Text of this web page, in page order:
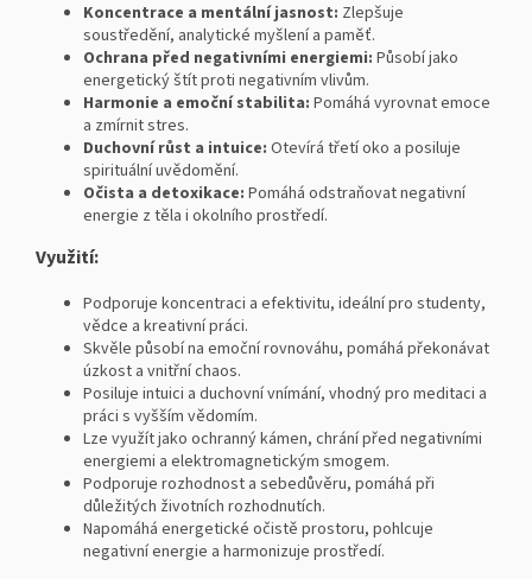
Koncentrace a mentální jasnost: Zlepšuje
soustředění, analytické myšlení a paměť.
Ochrana před negativními energiemi: Působí jako
energetický štít proti negativním vlivům.
Harmonie a emoční stabilita: Pomáhá vyrovnat emoce
a zmírnit stres.
Duchovní růst a intuice: Otevírá třetí oko a posiluje
spirituální uvědomění.
Očista a detoxikace: Pomáhá odstraňovat negativní
energie z těla i okolního prostředí.
Využití:
Podporuje koncentraci a efektivitu, ideální pro studenty,
vědce a kreativní práci.
Skvěle působí na emoční rovnováhu, pomáhá překonávat
úzkost a vnitřní chaos.
Posiluje intuici a duchovní vnímání, vhodný pro meditaci a
práci s vyšším vědomím.
Lze využít jako ochranný kámen, chrání před negativními
energiemi a elektromagnetickým smogem.
Podporuje rozhodnost a sebedůvěru, pomáhá při
důležitých životních rozhodnutích.
Napomáhá energetické očistě prostoru, pohlcuje
negativní energie a harmonizuje prostředí.